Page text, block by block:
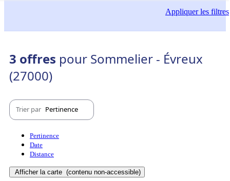
Appliquerles filtres
3 offres pour Sommelier - Évreux
(27000)
Trier par Pertinence
Pertinence
Date
Distance
Afficher la carte (contenu non-accessible)